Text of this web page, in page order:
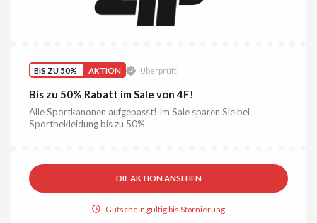
BIS ZU 50% AKTION Überprüft
Bis zu 50% Rabatt im Sale von 4F!
Alle Sportkanonen aufgepasst! Im Sale sparen Sie bei
Sportbekleidung bis zu 50%.
DIE AKTION ANSEHEN
Gutschein gültig bis Stornierung